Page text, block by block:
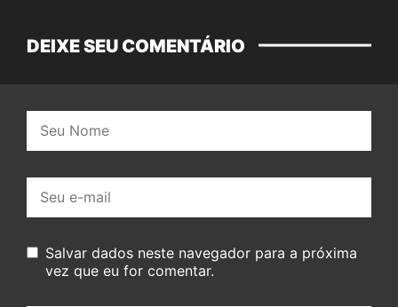
DEIXE SEU COMENTÁRIO
mail:
Salvar dados neste navegador para a próxima
vez que eu for comentar.